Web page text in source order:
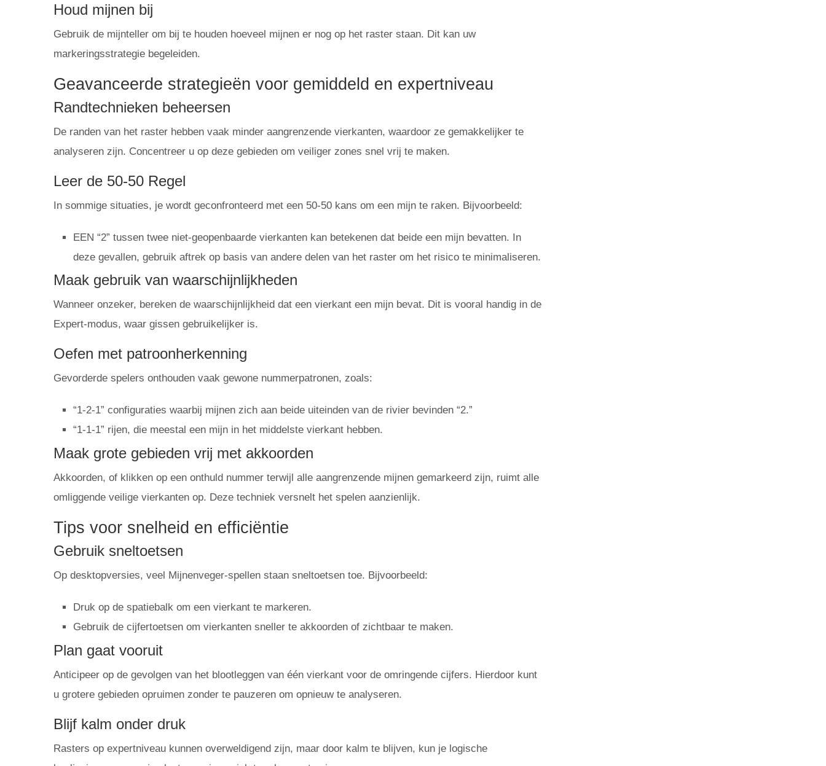
Houd mijnen bij
Gebruik de mijnteller om bij te houden hoeveel mijnen er nog op het raster staan. Dit kan uw
markeringsstrategie begeleiden.
Geavanceerde strategieën voor gemiddeld en expertniveau
Randtechnieken beheersen
De randen van het raster hebben vaak minder aangrenzende vierkanten, waardoor ze gemakkelijker te
analyseren zijn. Concentreer u op deze gebieden om veiliger zones snel vrij te maken.
Leer de 50-50 Regel
In sommige situaties, je wordt geconfronteerd met een 50-50 kans om een ​​mijn te raken. Bijvoorbeeld:
EEN “2” tussen twee niet-geopenbaarde vierkanten kan betekenen dat beide een mijn bevatten. In
deze gevallen, gebruik aftrek op basis van andere delen van het raster om het risico te minimaliseren.
Maak gebruik van waarschijnlijkheden
Wanneer onzeker, bereken de waarschijnlijkheid dat een vierkant een mijn bevat. Dit is vooral handig in de
Expert-modus, waar gissen gebruikelijker is.
Oefen met patroonherkenning
Gevorderde spelers onthouden vaak gewone nummerpatronen, zoals:
“1-2-1” configuraties waarbij mijnen zich aan beide uiteinden van de rivier bevinden “2.”
“1-1-1” rijen, die meestal een mijn in het middelste vierkant hebben.
Maak grote gebieden vrij met akkoorden
Akkoorden, of klikken op een onthuld nummer terwijl alle aangrenzende mijnen gemarkeerd zijn, ruimt alle
omliggende veilige vierkanten op. Deze techniek versnelt het spelen aanzienlijk.
Tips voor snelheid en efficiëntie
Gebruik sneltoetsen
Op desktopversies, veel Mijnenveger-spellen staan ​​sneltoetsen toe. Bijvoorbeeld:
Druk op de spatiebalk om een ​​vierkant te markeren.
Gebruik de cijfertoetsen om vierkanten sneller te akkoorden of zichtbaar te maken.
Plan gaat vooruit
Anticipeer op de gevolgen van het blootleggen van één vierkant voor de omringende cijfers. Hierdoor kunt
u grotere gebieden opruimen zonder te pauzeren om opnieuw te analyseren.
Blijf kalm onder druk
Rasters op expertniveau kunnen overweldigend zijn, maar door kalm te blijven, kun je logische